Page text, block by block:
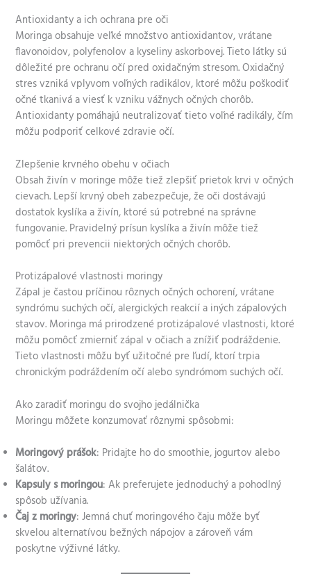
Antioxidanty a ich ochrana pre oči
Moringa obsahuje veľké množstvo antioxidantov, vrátane
flavonoidov, polyfenolov a kyseliny askorbovej. Tieto látky sú
dôležité pre ochranu očí pred oxidačným stresom. Oxidačný
stres vzniká vplyvom voľných radikálov, ktoré môžu poškodiť
očné tkanivá a viesť k vzniku vážnych očných chorôb.
Antioxidanty pomáhajú neutralizovať tieto voľné radikály, čím
môžu podporiť celkové zdravie očí.
Zlepšenie krvného obehu v očiach
Obsah živín v moringe môže tiež zlepšiť prietok krvi v očných
cievach. Lepší krvný obeh zabezpečuje, že oči dostávajú
dostatok kyslíka a živín, ktoré sú potrebné na správne
fungovanie. Pravidelný prísun kyslíka a živín môže tiež
pomôcť pri prevencii niektorých očných chorôb.
Protizápalové vlastnosti moringy
Zápal je častou príčinou rôznych očných ochorení, vrátane
syndrómu suchých očí, alergických reakcií a iných zápalových
stavov. Moringa má prirodzené protizápalové vlastnosti, ktoré
môžu pomôcť zmierniť zápal v očiach a znížiť podráždenie.
Tieto vlastnosti môžu byť užitočné pre ľudí, ktorí trpia
chronickým podráždením očí alebo syndrómom suchých očí.
Ako zaradiť moringu do svojho jedálnička
Moringu môžete konzumovať rôznymi spôsobmi:
Moringový prášok: Pridajte ho do smoothie, jogurtov alebo
šalátov.
Kapsuly s moringou: Ak preferujete jednoduchý a pohodlný
spôsob užívania.
Čaj z moringy: Jemná chuť moringového čaju môže byť
skvelou alternatívou bežných nápojov a zároveň vám
poskytne výživné látky.